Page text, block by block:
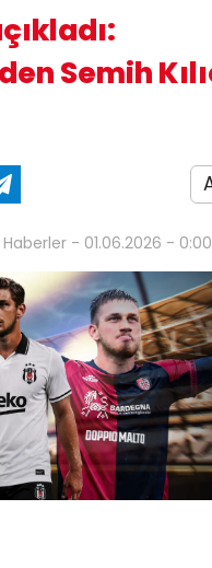
Semih
Haberler - 01.06.2026 - 0:00